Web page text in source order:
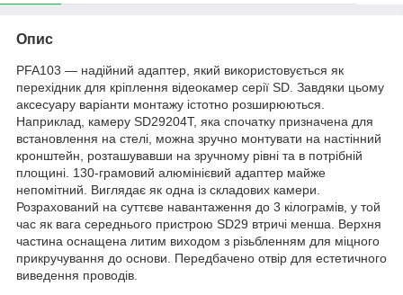
Опис
PFA103 — надійний адаптер, який використовується як
перехідник для кріплення відеокамер серії SD. Завдяки цьому
аксесуару варіанти монтажу істотно розширюються.
Наприклад, камеру SD29204T, яка спочатку призначена для
встановлення на стелі, можна зручно монтувати на настінний
кронштейн, розташувавши на зручному рівні та в потрібній
площині. 130-грамовий алюмінієвий адаптер майже
непомітний. Виглядає як одна із складових камери.
Розрахований на суттєве навантаження до 3 кілограмів, у той
час як вага середнього пристрою SD29 втричі менша. Верхня
частина оснащена литим виходом з різьбленням для міцного
прикручування до основи. Передбачено отвір для естетичного
виведення проводів.